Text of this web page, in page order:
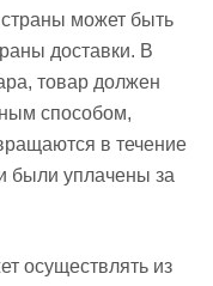
может быть
доставки. В
товар должен
способом,
в течение
были уплачены за
осуществлять из